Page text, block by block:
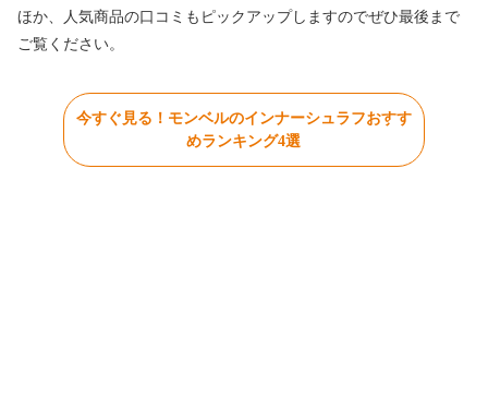
ほか、人気商品の口コミもピックアップしますのでぜひ最後まで
ご覧ください。
今すぐ見る！モンベルのインナーシュラフおすす
めランキング4選